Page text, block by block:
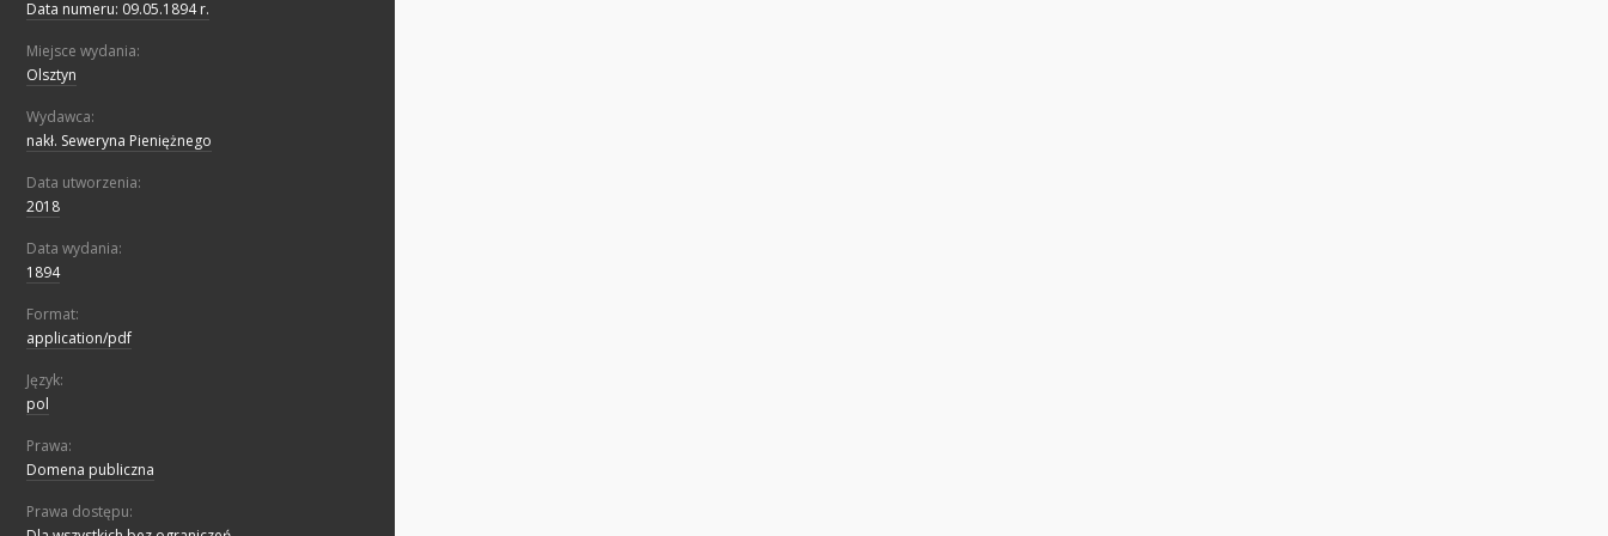
Data numeru: 09.05.1894 r.
Miejsce wydania:
Olsztyn
Wydawca:
nakł. Seweryna Pieniężnego
Data utworzenia:
2018
Data wydania:
1894
Format:
application/pdf
Język:
pol
Prawa:
Domena publiczna
Prawa dostępu: